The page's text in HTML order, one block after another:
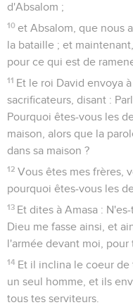
d'Absalom ;
10 et Absalom, que nous
la bataille ; et
pour ce qui est de
11 Et le roi David envoya
sacrificateurs, disant :
Pourquoi êtes-vous les
maison, alors que la
dans sa maison ?
12 Vous êtes mes frères,
pourquoi êtes-vous les
13 Et dites à Amasa :
Dieu me fasse ainsi, et
l'armée devant moi, pour
14 Et il inclina le coeur
un seul homme, et ils
tous tes serviteurs.